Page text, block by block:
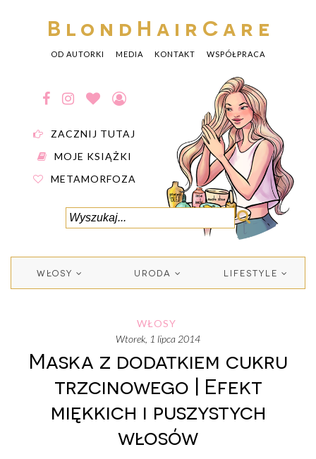
BlondHairCare
OD AUTORKI MEDIA KONTAKT WSPÓŁPRACA
ZACZNIJ TUTAJ
MOJE KSIĄŻKI
METAMORFOZA
WŁOSY URODA LIFESTYLE
WŁOSY
wtorek, 1 lipca 2014
Maska z dodatkiem cukru
trzcinowego | Efekt
miękkich i puszystych
włosów